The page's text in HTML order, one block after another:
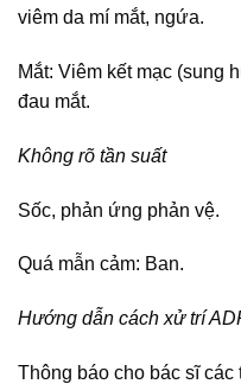
viêm da mí mắt, ngứa.
Mắt: Viêm kết mạc (sung
đau mắt.
Không rõ tần suất
Sốc, phản ứng phản vệ.
Quá mẫn cảm: Ban.
Hướng dẫn cách xử trí
Thông báo cho bác sĩ